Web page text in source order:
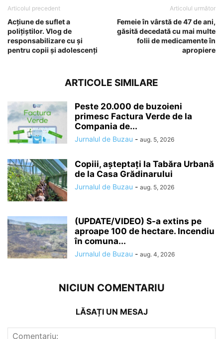
Articolul precedent
Acțiune de suflet a
polițiștilor. Vlog de
responsabilizare cu și
pentru copii și adolescenți
Articolul următor
Femeie în vârstă de 47 de ani,
găsită decedată cu mai multe
folii de medicamente în
apropiere
ARTICOLE SIMILARE
Peste 20.000 de buzoieni
primesc Factura Verde de la
Compania de...
Jurnalul de Buzau - aug. 5, 2026
Copiii, așteptați la Tabăra Urbană
de la Casa Grădinarului
Jurnalul de Buzau - aug. 5, 2026
(UPDATE/VIDEO) S-a extins pe
aproape 100 de hectare. Incendiu
în comuna...
Jurnalul de Buzau - aug. 4, 2026
NICIUN COMENTARIU
LĂSAȚI UN MESAJ